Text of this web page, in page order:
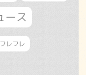
ース
フレフレ